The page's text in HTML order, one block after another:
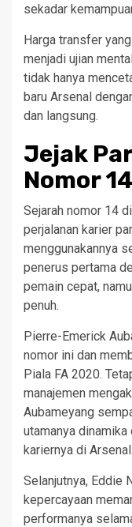
sekadar
Harga transfer
menjadi ujian
tidak hanya
baru Arsenal
dan langsung.
Jejak
Nomor
Sejarah nomor 14
perjalanan karier
menggunakannya
penerus pertama
pemain cepat,
penuh.
Pierre-Emerick
nomor ini dan
Piala FA 2020.
manajemen
Aubameyang
utamanya
kariernya di Arsenal.
Selanjutnya, Eddie
kepercayaan
performanya